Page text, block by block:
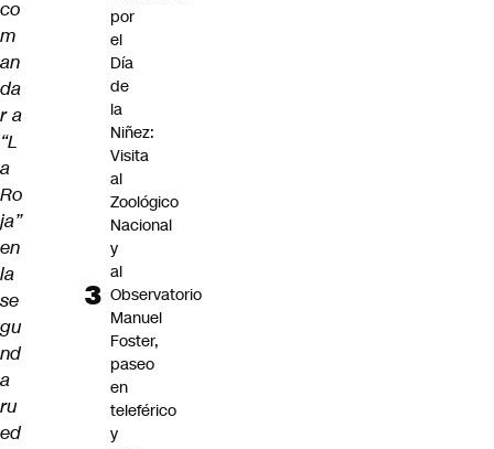
co
m
an
da
r a
“L
a
Ro
ja”
en
la
se
gu
nd
a
ru
ed
por
el
Día
de
la
Niñez:
Visita
al
Zoológico
Nacional
y
al
Observatorio
Manuel
Foster,
paseo
en
teleférico
y